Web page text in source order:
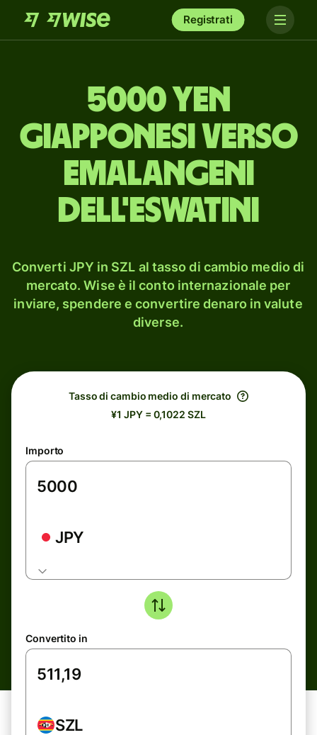
Registrati
5000 yen
giapponesi verso
emalangeni
dell'eSwatini
Converti JPY in SZL al tasso di cambio medio di
mercato. Wise è il conto internazionale per
inviare, spendere e convertire denaro in valute
diverse.
Tasso di cambio medio di mercato
¥1 JPY = 0,1022 SZL
Importo
JPY
Convertito in
SZL